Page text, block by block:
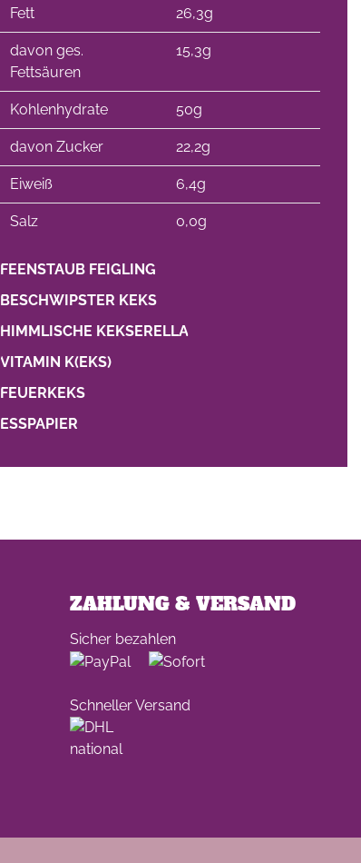
Fett 26,3g
davon ges.
Fettsäuren
15,3g
Kohlenhydrate 50g
davon Zucker 22,2g
Eiweiß 6,4g
Salz 0,0g
FEENSTAUB FEIGLING
BESCHWIPSTER KEKS
HIMMLISCHE KEKSERELLA
VITAMIN K(EKS)
FEUERKEKS
ESSPAPIER
ZAHLUNG & VERSAND
Sicher bezahlen
Schneller Versand